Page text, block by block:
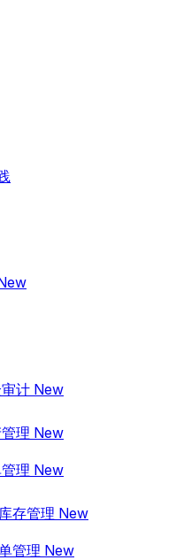
计 New
理 New
理 New
存管理 New
管理 New